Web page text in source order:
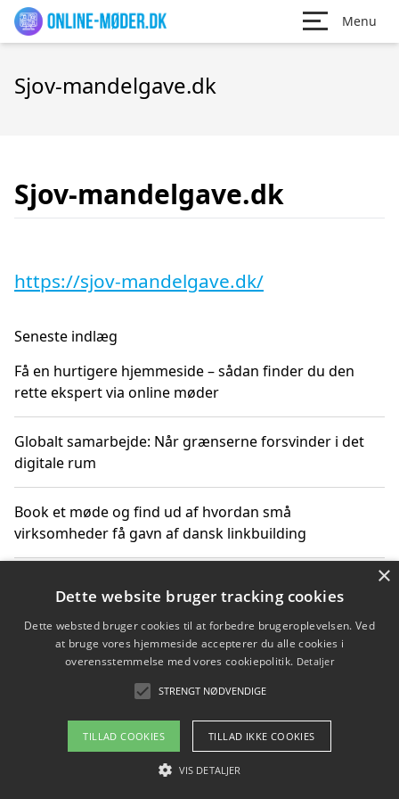
Menu
Sjov-mandelgave.dk
Sjov-mandelgave.dk
https://sjov-mandelgave.dk/
Seneste indlæg
Få en hurtigere hjemmeside – sådan finder du den
rette ekspert via online møder
Globalt samarbejde: Når grænserne forsvinder i det
digitale rum
Book et møde og find ud af hvordan små
virksomheder få gavn af dansk linkbuilding
får du indgår et samarbejde
Hold et møde med en WordPress ekspert og vælg den
mest professionelle til at vedligeholde din løsning
Copyright 2026 - Pilanto Aps
Om / kontakt
×
Dette website bruger tracking cookies
Dette websted bruger cookies til at forbedre brugeroplevelsen. Ved
at bruge vores hjemmeside accepterer du alle cookies i
overensstemmelse med vores cookiepolitik. Detaljer
STRENGT NØDVENDIGE
TILLAD COOKIES TILLAD IKKE COOKIES
VIS DETALJER